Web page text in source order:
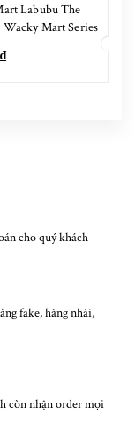
Labubu The
Wacky Mart Series
cho quý khách
fake, hàng nhái,
còn nhận order mọi